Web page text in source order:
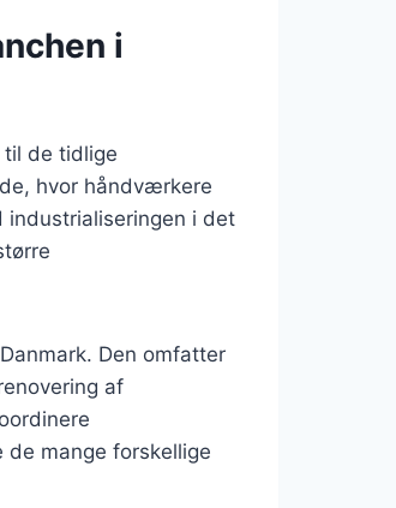
i
til de tidlige
hvor håndværkere
i det
Den omfatter
af
mange forskellige